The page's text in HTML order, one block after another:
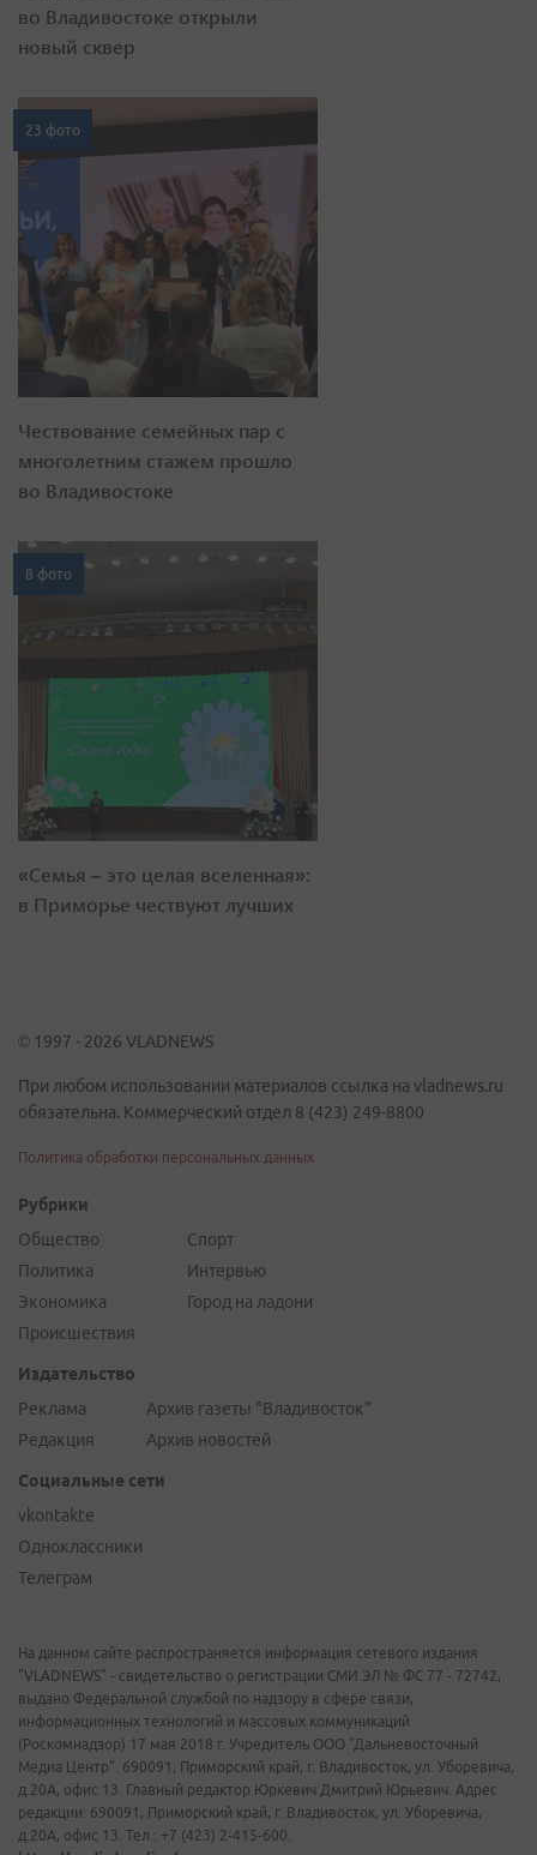
во Владивостоке открыли
новый сквер
23 фото
Чествование семейных пар с
многолетним стажем прошло
во Владивостоке
8 фото
«Семья – это целая вселенная»:
в Приморье чествуют лучших
© 1997 - 2026 VLADNEWS
При любом использовании материалов ссылка на vladnews.ru
обязательна. Коммерческий отдел 8 (423) 249-8800
Политика обработки персональных данных
Рубрики
Общество
Политика
Экономика
Происшествия
Спорт
Интервью
Город на ладони
Издательство
Реклама
Редакция
Архив газеты "Владивосток"
Архив новостей
Социальные сети
vkontakte
Одноклассники
Телеграм
На данном сайте распространяется информация сетевого издания
"VLADNEWS" - свидетельство о регистрации СМИ ЭЛ № ФС 77 - 72742,
выдано Федеральной службой по надзору в сфере связи,
информационных технологий и массовых коммуникаций
(Роскомнадзор) 17 мая 2018 г. Учредитель ООО "Дальневосточный
Медиа Центр". 690091, Приморский край, г. Владивосток, ул. Уборевича,
д.20А, офис 13. Главный редактор Юркевич Дмитрий Юрьевич. Адрес
редакции: 690091, Приморский край, г. Владивосток, ул. Уборевича,
д.20А, офис 13. Тел.: +7 (423) 2-415-600.